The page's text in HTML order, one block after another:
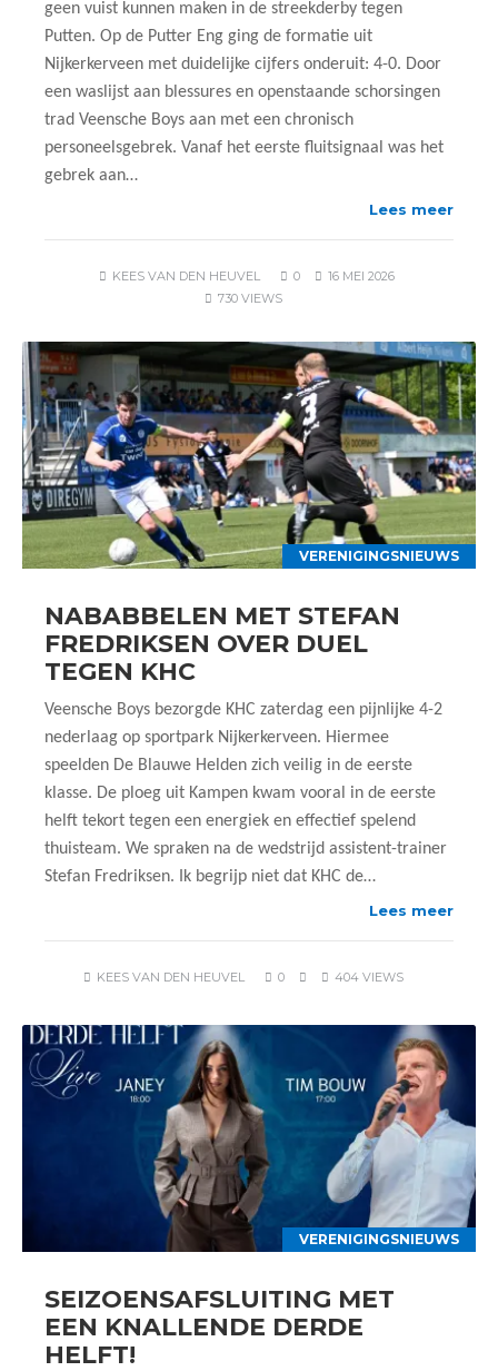
geen vuist kunnen maken in de streekderby tegen
Putten. Op de Putter Eng ging de formatie uit
Nijkerkerveen met duidelijke cijfers onderuit: 4-0. Door
een waslijst aan blessures en openstaande schorsingen
trad Veensche Boys aan met een chronisch
personeelsgebrek. Vanaf het eerste fluitsignaal was het
gebrek aan…
Lees meer
KEES VAN DEN HEUVEL 0
16 MEI 2026
730 VIEWS
VERENIGINGSNIEUWS
NABABBELEN MET STEFAN
FREDRIKSEN OVER DUEL
TEGEN KHC
Veensche Boys bezorgde KHC zaterdag een pijnlijke 4-2
nederlaag op sportpark Nijkerkerveen. Hiermee
speelden De Blauwe Helden zich veilig in de eerste
klasse. De ploeg uit Kampen kwam vooral in de eerste
helft tekort tegen een energiek en effectief spelend
thuisteam. We spraken na de wedstrijd assistent-trainer
Stefan Fredriksen. Ik begrijp niet dat KHC de…
Lees meer
KEES VAN DEN HEUVEL 0 404 VIEWS
VERENIGINGSNIEUWS
SEIZOENSAFSLUITING MET
EEN KNALLENDE DERDE
HELFT!